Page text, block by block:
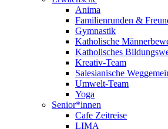
Anima
Familienrunden &
Gymnastik
Katholische
Katholisches
Kreativ-Team
Salesianische
Umwelt-Team
Yoga
Senior*innen
Cafe Zeitreise
LIMA